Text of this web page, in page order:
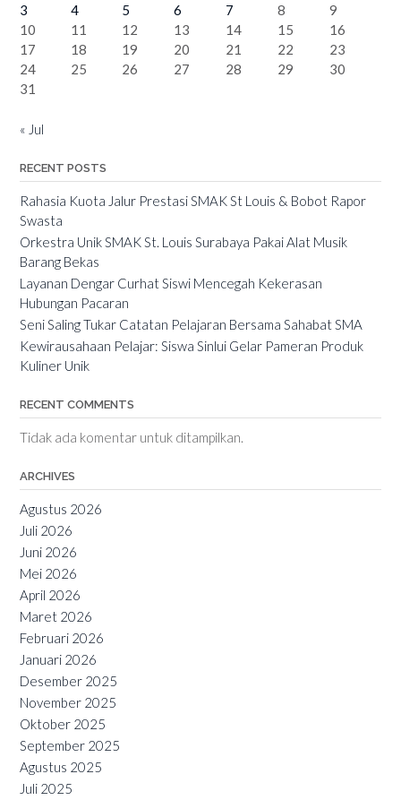
3
4 5 6 7 8
9
10
11 12 13 14 15
16
17
18 19 20 21 22
23
24
25 26 27 28 29
30
31
« Jul
RECENT POSTS
Rahasia Kuota Jalur Prestasi SMAK St Louis & Bobot Rapor
Swasta
Orkestra Unik SMAK St. Louis Surabaya Pakai Alat Musik
Barang Bekas
Layanan Dengar Curhat Siswi Mencegah Kekerasan
Hubungan Pacaran
Seni Saling Tukar Catatan Pelajaran Bersama Sahabat SMA
Kewirausahaan Pelajar: Siswa Sinlui Gelar Pameran Produk
Kuliner Unik
RECENT COMMENTS
Tidak ada komentar untuk ditampilkan.
ARCHIVES
Agustus 2026
Juli 2026
Juni 2026
Mei 2026
April 2026
Maret 2026
Februari 2026
Januari 2026
Desember 2025
November 2025
Oktober 2025
September 2025
Agustus 2025
Juli 2025